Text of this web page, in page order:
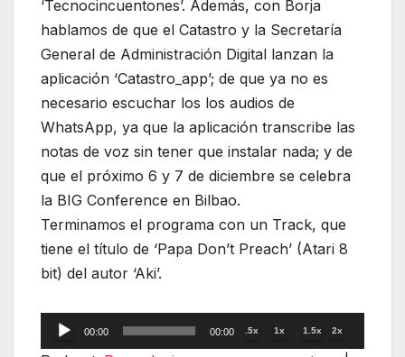
‘Tecnocincuentones’. Además, con Borja
hablamos de que el Catastro y la Secretaría
General de Administración Digital lanzan la
aplicación ‘Catastro_app’; de que ya no es
necesario escuchar los los audios de
WhatsApp, ya que la aplicación transcribe las
notas de voz sin tener que instalar nada; y de
que el próximo 6 y 7 de diciembre se celebra
la BIG Conference en Bilbao.
Terminamos el programa con un Track, que
tiene el título de ‘Papa Don’t Preach’ (Atari 8
bit) del autor ‘Aki’.
Reproductor
de
00:00 00:00 .5x 1x 1.5x 2x